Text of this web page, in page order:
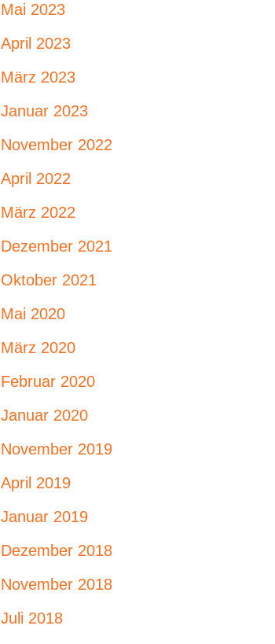
Mai 2023
April 2023
März 2023
Januar 2023
November 2022
April 2022
März 2022
Dezember 2021
Oktober 2021
Mai 2020
März 2020
Februar 2020
Januar 2020
November 2019
April 2019
Januar 2019
Dezember 2018
November 2018
Juli 2018